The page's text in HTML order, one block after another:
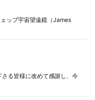
ッブ宇宙望遠鏡（James
る皆様に改めて感謝し、今